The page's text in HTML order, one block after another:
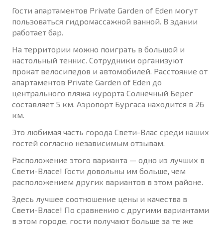
Гости апартаментов Private Garden of Eden могут
пользоваться гидромассажной ванной. В здании
работает бар.
На территории можно поиграть в большой и
настольный теннис. Сотрудники организуют
прокат велосипедов и автомобилей. Расстояние от
апартаментов Private Garden of Eden до
центрального пляжа курорта Солнечный Берег
составляет 5 км. Аэропорт Бургаса находится в 26
км.
Это любимая часть города Свети-Влас среди наших
гостей согласно независимым отзывам.
Расположение этого варианта — одно из лучших в
Свети-Власе! Гости довольны им больше, чем
расположением других вариантов в этом районе.
Здесь лучшее соотношение цены и качества в
Свети-Власе! По сравнению с другими вариантами
в этом городе, гости получают больше за те же